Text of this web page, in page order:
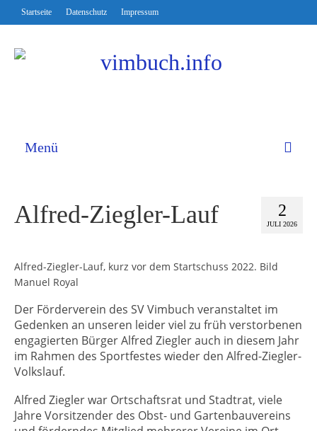
Startseite Datenschutz Impressum
Menü
2
JULI 2026
Alfred-Ziegler-Lauf
Alfred-Ziegler-Lauf, kurz vor dem Startschuss 2022. Bild
Manuel Royal
Der Förderverein des SV Vimbuch veranstaltet im
Gedenken an unseren leider viel zu früh verstorbenen
engagierten Bürger Alfred Ziegler auch in diesem Jahr
im Rahmen des Sportfestes wieder den Alfred-Ziegler-
Volkslauf.
Alfred Ziegler war Ortschaftsrat und Stadtrat, viele
Jahre Vorsitzender des Obst- und Gartenbauvereins